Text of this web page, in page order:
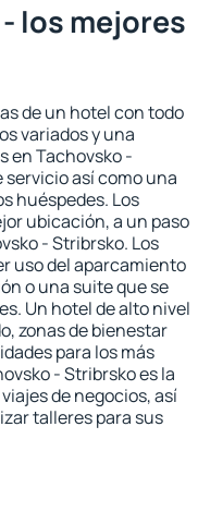
los mejores
de un hotel con todo
variados y una
en Tachovsko -
así como una
huéspedes. Los
ubicación, a un paso
- Stribrsko. Los
uso del aparcamiento
o una suite que se
Un hotel de alto nivel
zonas de bienestar
para los más
- Stribrsko es la
de negocios, así
talleres para sus